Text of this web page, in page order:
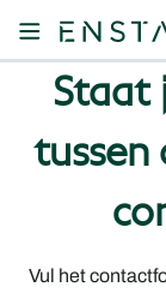
Staat
tussen
Vul het